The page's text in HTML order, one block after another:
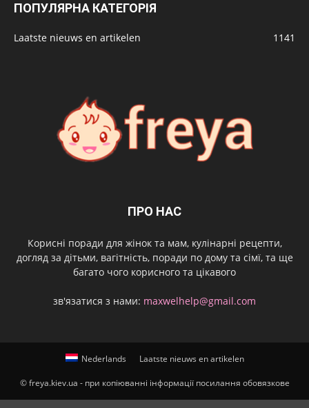
ПОПУЛЯРНА КАТЕГОРІЯ
Laatste nieuws en artikelen 1141
ПРО НАС
Корисні поради для жінок та мам, кулінарні рецепти,
догляд за дітьми, вагітність, поради по дому та сімї, та ще
багато чого корисного та цікавого
зв'язатися з нами: maxwelhelp@gmail.com
Nederlands Laatste nieuws en artikelen
© freya.kiev.ua - при копіюванні інформації посилання обовязкове